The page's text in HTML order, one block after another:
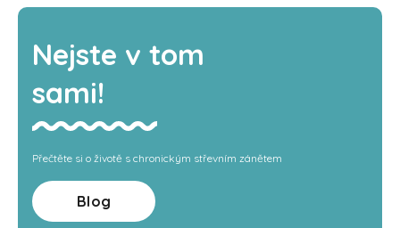
Nejste v tom
sami!
Přečtěte si o životě s chronickým střevním zánětem
Blog